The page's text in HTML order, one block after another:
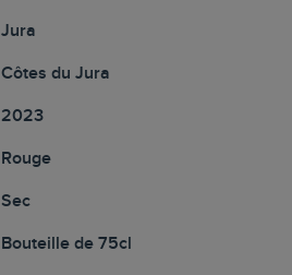
Jura
Côtes du Jura
2023
Rouge
Sec
Bouteille de 75cl